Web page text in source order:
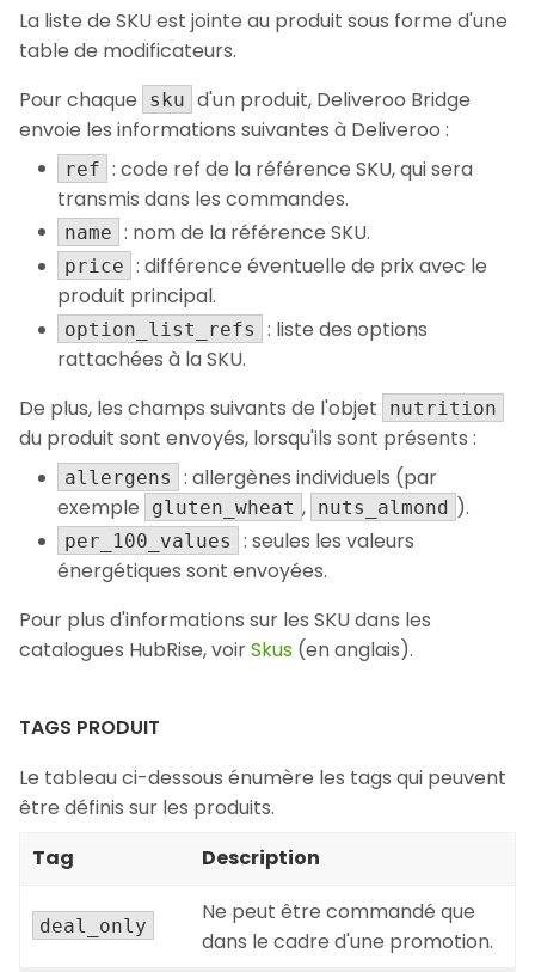
La liste de SKU est jointe au produit sous forme d'une
table de modificateurs.
Pour chaque
sku d'un produit, Deliveroo Bridge
envoie les informations suivantes à Deliveroo :
ref : code ref de la référence SKU, qui sera
transmis dans les commandes.
name : nom de la référence SKU.
price : différence éventuelle de prix avec le
produit principal.
option_list_refs
: liste des options
rattachées à la SKU.
De plus, les champs suivants de l'objet
nutrition
du produit sont envoyés, lorsqu'ils sont présents :
allergens
: allergènes individuels (par
exemple
gluten_wheat , nuts_almond ).
per_100_values
: seules les valeurs
énergétiques sont envoyées.
Pour plus d'informations sur les SKU dans les
catalogues HubRise, voirSkus (en anglais).
TAGS PRODUIT
Le tableau ci-dessous énumère les tags qui peuvent
être définis sur les produits.
Tag
Description
deal_only
Ne peut être commandé que
dans le cadre d'une promotion.